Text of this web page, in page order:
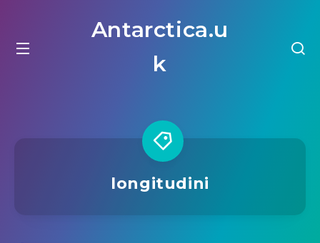
Antarctica.u
k
longitudini